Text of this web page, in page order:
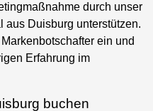
durch unser
aus Duisburg unterstützen.
ein und
Erfahrung im
buchen